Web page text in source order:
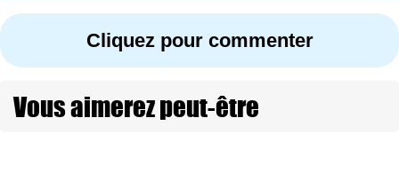
Cliquez pour commenter
Vous aimerez peut-être